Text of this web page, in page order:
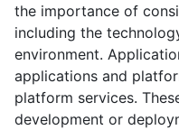
the importance of
including the
environment.
applications and
platform services.
development or